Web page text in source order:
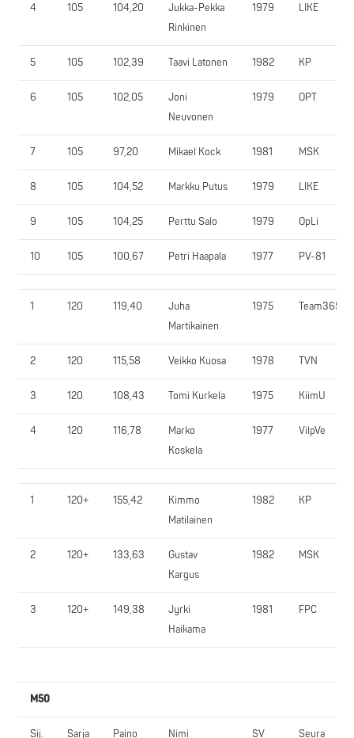
4 105 104,20
Jukka-Pekka
Rinkinen
1979 LIKE
5 105 102,39 Taavi Latonen 1982 KP
6 105 102,05
Joni
Neuvonen
1979 OPT
7 105 97,20 Mikael Kock 1981 MSK
8 105 104,52 Markku Putus 1979 LIKE
9 105 104,25 Perttu Salo 1979 OpLi
10 105 100,67 Petri Haapala 1977 PV-81
1 120 119,40
Juha
Martikainen
1975 Team365
2 120 115,58 Veikko Kuosa 1978 TVN
3 120 108,43 Tomi Kurkela 1975 KiimU
4 120 116,78
Marko
Koskela
1977 VilpVe
1 120+ 155,42
Kimmo
Matilainen
1982 KP
2 120+ 133,63
Gustav
Kargus
1982 MSK
3 120+ 149,38
Jyrki
Haikama
1981 FPC
M50
Sij. Sarja Paino Nimi SV Seura